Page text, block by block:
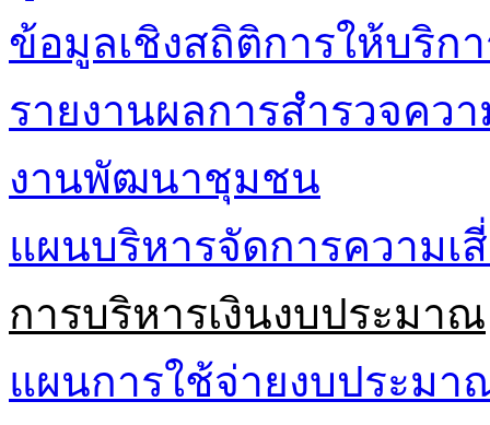
ข้อมูลเชิงสถิติการให้บริก
รายงานผลการสำรวจคว
งานพัฒนาชุมชน
แผนบริหารจัดการความเ
การบริหารเงินงบประมาณ
แผนการใช้จ่ายงบประมา